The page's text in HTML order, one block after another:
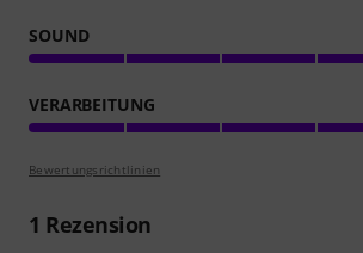
SOUND
VERARBEITUNG
Bewertungsrichtlinien
1 Rezension